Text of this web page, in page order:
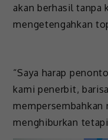
akan berhasil tanpa
mengetengahkan
“Saya harap
kami penerbit,
mempersembahkan
menghiburkan